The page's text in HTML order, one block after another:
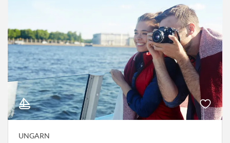
UNGARN